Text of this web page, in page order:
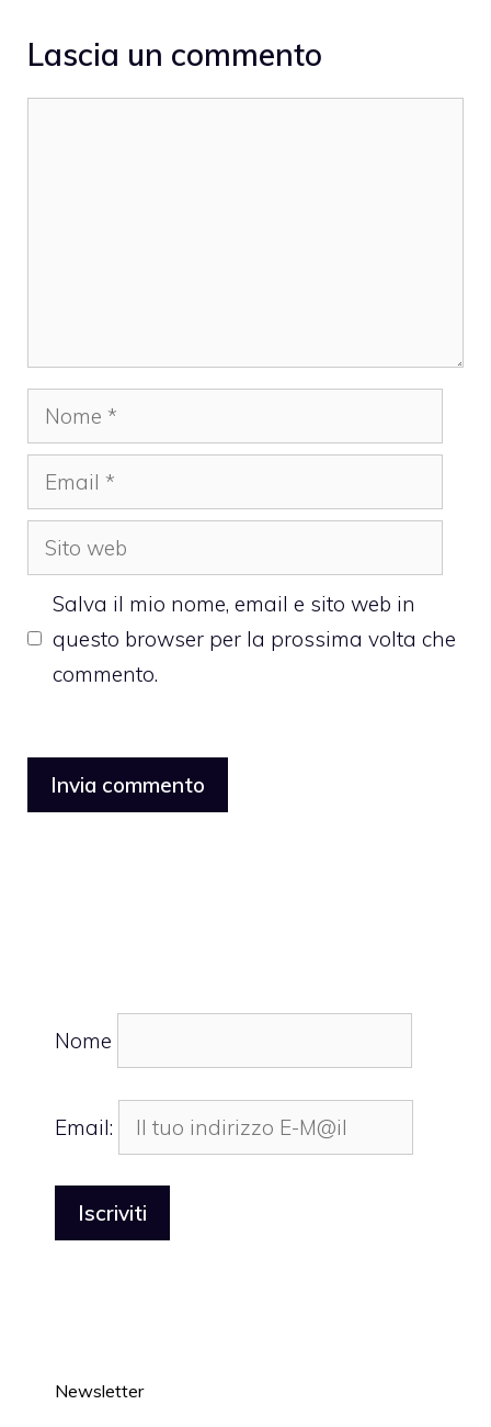
Lascia un commento
Nome
Email
Sito
web
Salva il mio nome, email e sito web in
questo browser per la prossima volta che
commento.
Nome
Email:
Newsletter